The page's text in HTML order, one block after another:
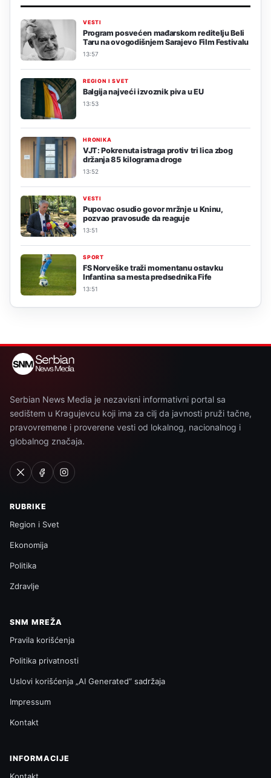
VESTI
Program posvećen mađarskom reditelju Beli
Taru na ovogodišnjem Sarajevo Film Festivalu
13:57
REGION I SVET
Balgija najveći izvoznik piva u EU
13:53
HRONIKA
VJT: Pokrenuta istraga protiv tri lica zbog
držanja 85 kilograma droge
13:52
VESTI
Pupovac osudio govor mržnje u Kninu,
pozvao pravosuđe da reaguje
13:51
SPORT
FS Norveške traži momentanu ostavku
Infantina sa mesta predsednika Fife
13:51
Serbian News Media je nezavisni informativni portal sa
sedištem u Kragujevcu koji ima za cilj da javnosti pruži tačne,
pravovremene i proverene vesti od lokalnog, nacionalnog i
globalnog značaja.
RUBRIKE
Region i Svet
Ekonomija
Politika
Zdravlje
SNM MREŽA
Pravila korišćenja
Politika privatnosti
Uslovi korišćenja „AI Generated“ sadržaja
Impressum
Kontakt
INFORMACIJE